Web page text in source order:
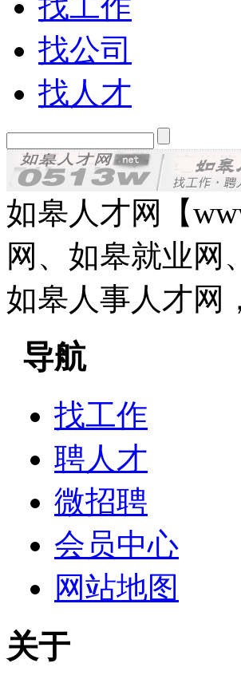
找公司
找人才
如皋人才网【
网、如皋就业网
如皋人事人才网
导航
找工作
聘人才
微招聘
会员中心
网站地图
关于